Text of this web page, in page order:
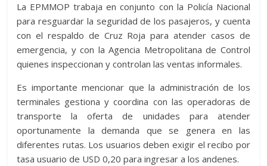
La EPMMOP trabaja en conjunto con la Policía Nacional
para resguardar la seguridad de los pasajeros, y cuenta
con el respaldo de Cruz Roja para atender casos de
emergencia, y con la Agencia Metropolitana de Control
quienes inspeccionan y controlan las ventas informales.
Es importante mencionar que la administración de los
terminales gestiona y coordina con las operadoras de
transporte la oferta de unidades para atender
oportunamente la demanda que se genera en las
diferentes rutas. Los usuarios deben exigir el recibo por
tasa usuario de USD 0,20 para ingresar a los andenes.